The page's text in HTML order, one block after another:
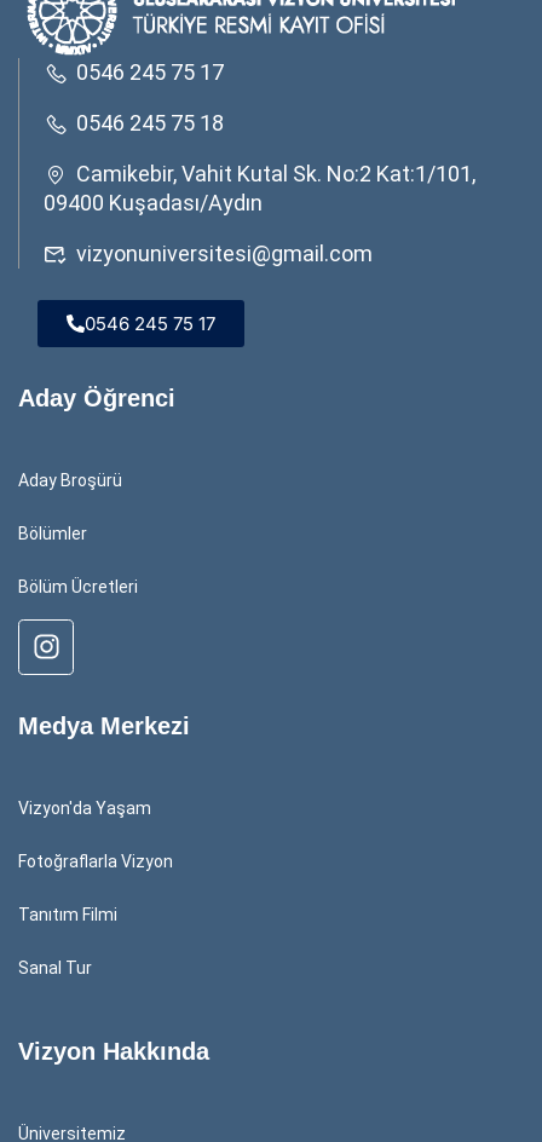
0546 245 75 17
0546 245 75 18
Camikebir, Vahit Kutal Sk. No:2 Kat:1/101,
09400 Kuşadası/Aydın
vizyonuniversitesi@gmail.com
0546 245 75 17
Aday Öğrenci
Aday Broşürü
Bölümler
Bölüm Ücretleri
Medya Merkezi
Vizyon'da Yaşam
Fotoğraflarla Vizyon
Tanıtım Filmi
Sanal Tur
Vizyon Hakkında
Üniversitemiz